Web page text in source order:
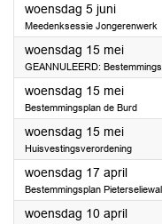
woensdag 5 juni2024
Meedenksessie Jongerenwerk
woensdag 15 mei2024
GEANNULEERD:
woensdag 15 mei2024
Bestemmingsplan de Burd
woensdag 15 mei2024
Huisvestingsverordening
woensdag 17 april2024
Bestemmingsplan
woensdag 10 april2024